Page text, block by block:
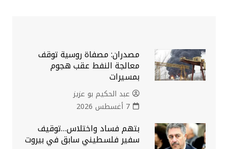
مصدران: مصفاة روسية توقف
معالجة النفط عقب هجوم
بمسيرات
عبد الحكيم بو عزيز
7 أغسطس 2026
بتهم فساد واختلاس…توقيف
سفير فلسطيني سابق في بيروت